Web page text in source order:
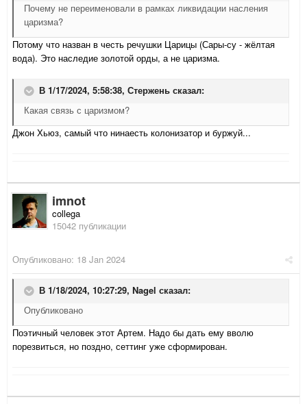
Почему не переименовали в рамках ликвидации насления
царизма?
Потому что назван в честь речушки Царицы (Сары-су - жёлтая
вода). Это наследие золотой орды, а не царизма.
В 1/17/2024, 5:58:38, Стержень сказал:
Какая связь с царизмом?
Джон Хьюз, самый что нинаесть колонизатор и буржуй...
imnot
collega
15042 публикации
Опубликовано: 18 Jan 2024
В 1/18/2024, 10:27:29, Nagel сказал:
Опубликовано
Поэтичный человек этот Артем. Надо бы дать ему вволю
порезвиться, но поздно, сеттинг уже сформирован.